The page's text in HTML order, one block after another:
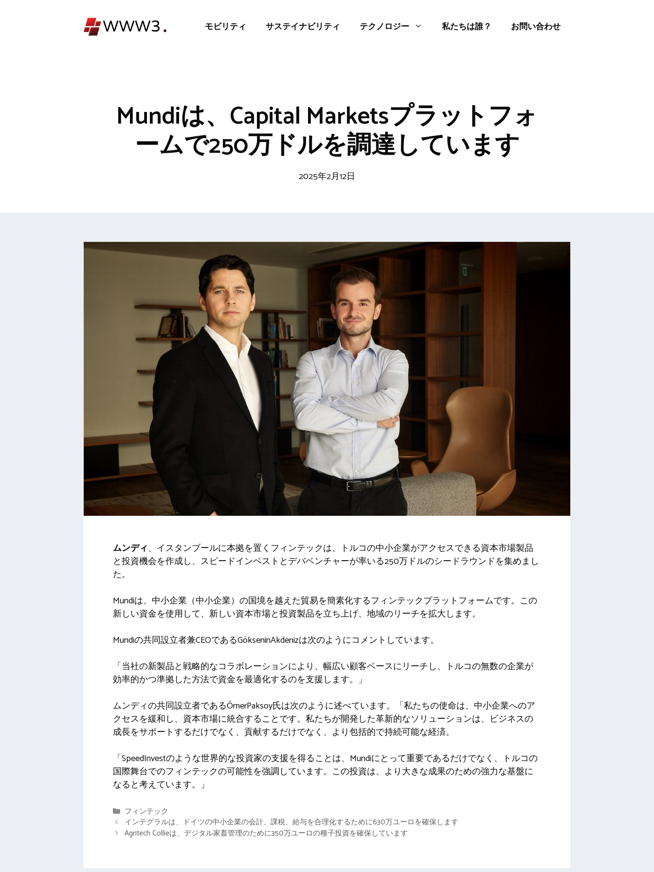
モビリティ サステイナビリティ テクノロジー 私たちは誰？ お問い合わせ
Mundiは、Capital Marketsプラットフォ
ームで250万ドルを調達しています
2025年2月12日
ムンディ、イスタンブールに本拠を置くフィンテックは、トルコの中小企業がアクセスできる資本市場製品
と投資機会を作成し、スピードインベストとデバベンチャーが率いる250万ドルのシードラウンドを集めまし
た。
Mundiは、中小企業（中小企業）の国境を越えた貿易を簡素化するフィンテックプラットフォームです。この
新しい資金を使用して、新しい資本市場と投資製品を立ち上げ、地域のリーチを拡大します。
Mundiの共同設立者兼CEOであるGökseninAkdenizは次のようにコメントしています。
「当社の新製品と戦略的なコラボレーションにより、幅広い顧客ベースにリーチし、トルコの無数の企業が
効率的かつ準拠した方法で資金を最適化するのを支援します。」
ムンディの共同設立者であるÖmerPaksoy氏は次のように述べています。「私たちの使命は、中小企業へのア
クセスを緩和し、資本市場に統合することです。私たちが開発した革新的なソリューションは、ビジネスの
成長をサポートするだけでなく、貢献するだけでなく、より包括的で持続可能な経済。
「SpeedInvestのような世界的な投資家の支援を得ることは、Mundiにとって重要であるだけでなく、トルコの
国際舞台でのフィンテックの可能性を強調しています。この投資は、より大きな成果のための強力な基盤に
なると考えています。」
カ
テ
ゴ
フィンテック
インテグラルは、ドイツの中小企業の会計、課税、給与を合理化するために630万ユーロを確保します
Agritech Collieは、デジタル家畜管理のために350万ユーロの種子投資を確保しています